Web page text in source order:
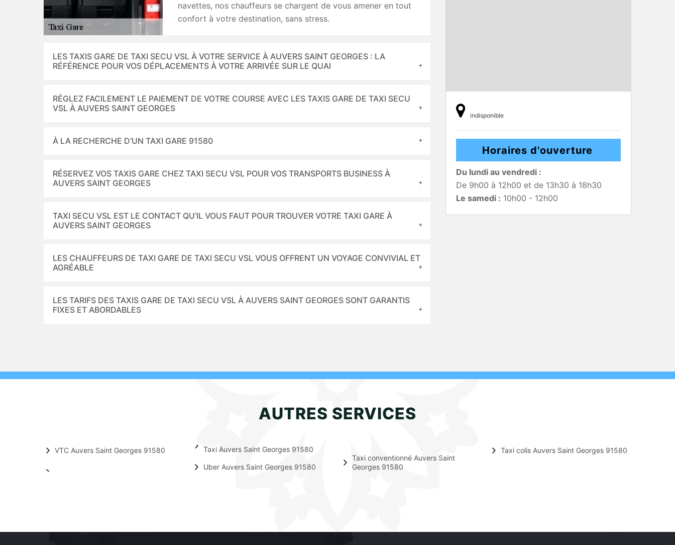
navettes, nos chauffeurs se chargent de vous amener en tout
confort à votre destination, sans stress.
LES TAXIS GARE DE TAXI SECU VSL À VOTRE SERVICE À AUVERS SAINT GEORGES : LA
RÉFÉRENCE POUR VOS DÉPLACEMENTS À VOTRE ARRIVÉE SUR LE QUAI
RÉGLEZ FACILEMENT LE PAIEMENT DE VOTRE COURSE AVEC LES TAXIS GARE DE TAXI SECU
VSL À AUVERS SAINT GEORGES
À LA RECHERCHE D’UN TAXI GARE 91580
RÉSERVEZ VOS TAXIS GARE CHEZ TAXI SECU VSL POUR VOS TRANSPORTS BUSINESS À
AUVERS SAINT GEORGES
TAXI SECU VSL EST LE CONTACT QU’IL VOUS FAUT POUR TROUVER VOTRE TAXI GARE À
AUVERS SAINT GEORGES
LES CHAUFFEURS DE TAXI GARE DE TAXI SECU VSL VOUS OFFRENT UN VOYAGE CONVIVIAL ET
AGRÉABLE
LES TARIFS DES TAXIS GARE DE TAXI SECU VSL À AUVERS SAINT GEORGES SONT GARANTIS
FIXES ET ABORDABLES
indisponible
Horaires d'ouverture
Du lundi au vendredi :
De 9h00 à 12h00 et de 13h30 à 18h30
Le samedi : 10h00 - 12h00
AUTRES SERVICES
VTC Auvers Saint Georges 91580 Taxi Auvers Saint Georges 91580
Uber Auvers Saint Georges 91580
Taxi conventionné Auvers Saint
Georges 91580
Taxi colis Auvers Saint Georges 91580